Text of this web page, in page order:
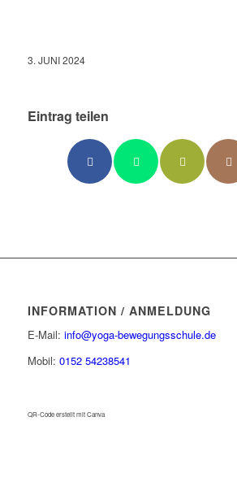
3. JUNI 2024
Eintrag teilen
INFORMATION / ANMELDUNG
E-Mail: info@yoga-bewegungsschule.de
Mobil: 0152 54238541
QR-Code erstellt mit Canva